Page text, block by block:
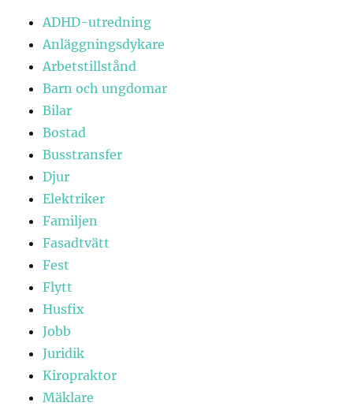
ADHD-utredning
Anläggningsdykare
Arbetstillstånd
Barn och ungdomar
Bilar
Bostad
Busstransfer
Djur
Elektriker
Familjen
Fasadtvätt
Fest
Flytt
Husfix
Jobb
Juridik
Kiropraktor
Mäklare